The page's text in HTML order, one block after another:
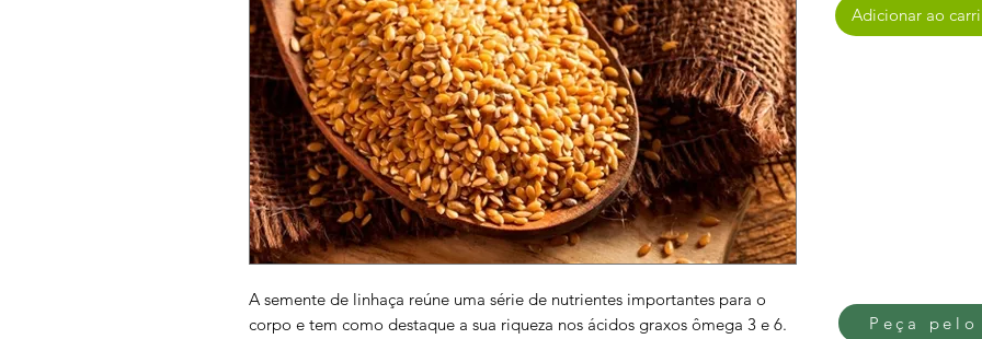
A semente de linhaça reúne uma série de nutrientes importantes para o
corpo e tem como destaque a sua riqueza nos ácidos graxos ômega 3 e 6.
Adicionar ao
Peça